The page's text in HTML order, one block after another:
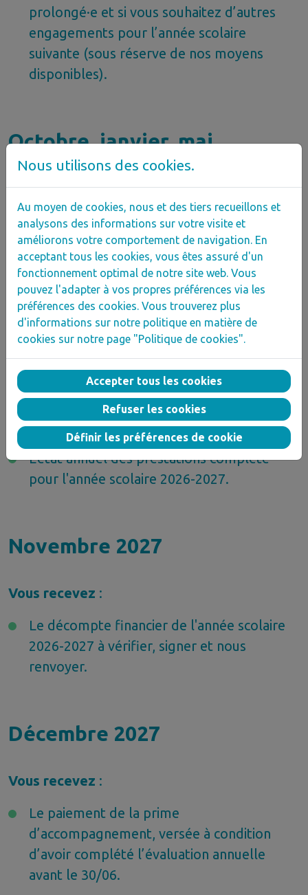
prolongé·e et si vous souhaitez d’autres
engagements pour l’année scolaire
suivante (sous réserve de nos moyens
disponibles).
Octobre, janvier, mai
Vous recevez:
Le paiement des avances (2000 € par
quadrimestre) versées fin octobre, fin
janvier et fin mai.
Un mail après chaque versement
constituant une preuve comptable.
Avant le 15 octobre 2027
Vous envoyez:
L'état annuel des prestations complété
pour l'année scolaire 2026-2027.
Novembre 2027
Vous recevez :
Le décompte financier de l'année scolaire
2026-2027 à vérifier, signer et nous
renvoyer.
Décembre 2027
Vous recevez :
Le paiement de la prime
d’accompagnement, versée à condition
d’avoir complété l’évaluation annuelle
avant le 30/06.
Nous utilisons des cookies.
Au moyen de cookies, nous et des tiers recueillons et
analysons des informations sur votre visite et
améliorons votre comportement de navigation. En
acceptant tous les cookies, vous êtes assuré d'un
fonctionnement optimal de notre site web. Vous
pouvez l'adapter à vos propres préférences via les
préférences des cookies. Vous trouverez plus
d'informations sur notre politique en matière de
cookies sur notre page "Politique de cookies".
Accepter tous les cookies
Refuser les cookies
Définir les préférences de cookie